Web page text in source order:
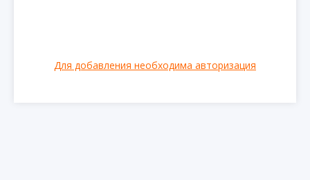
Для добавления необходима авторизация